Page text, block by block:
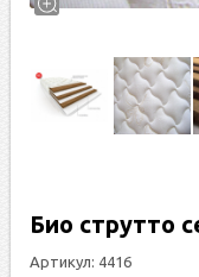
Био струтто
Артикул: 4416